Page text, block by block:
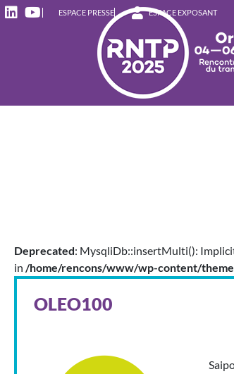
ESPACE PRESSE ESPACE EXPOSANT
Deprecated: MysqliDb::insertMulti():
in /home/rencons/www/wp-content/
OLEO100